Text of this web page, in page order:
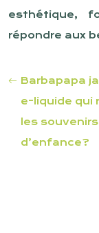
esthétique,
répondre aux
Barbapapa
e-liquide qui
les souvenirs
d’enfance?